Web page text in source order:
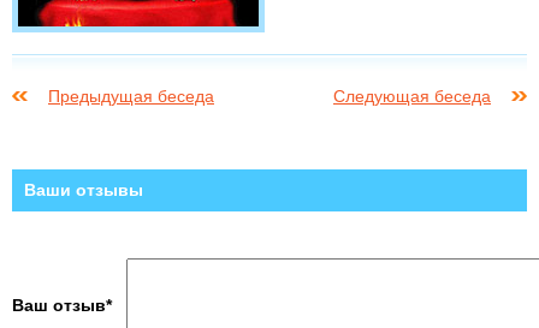
Предыдущая беседа Следующая беседа
Ваши отзывы
Ваш отзыв*